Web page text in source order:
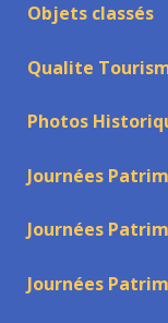
Objets classés
Qualite
Photos
Journées
Journées
Journées